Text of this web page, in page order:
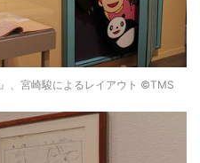
、宮崎駿によるレイアウト ©TMS